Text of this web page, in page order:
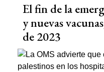
El fin de la
y nuevas
de 2023